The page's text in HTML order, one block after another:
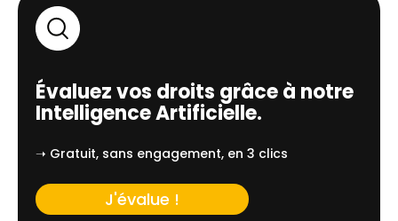
Évaluez vos droits grâce à notre
Intelligence Artificielle.
➝ Gratuit, sans engagement, en 3 clics
J'évalue !